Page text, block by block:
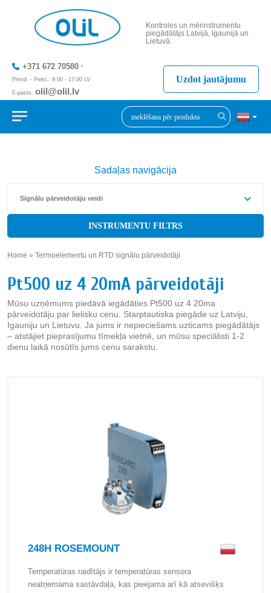
Kontroles un mērinstrumentu
piegādātājs Latvijā, Igaunijā un
Lietuvā.
+371 672 70580
Pirmd. - Piekt.: 9:00 - 17:00 LV
E-pasts: olil@olil.lv
+371 287 11411
Uzdot jautājumu
Sadaļas navigācija
Signālu pārveidotāju veidi
INSTRUMENTU FILTRS
Home » Termoelementu un RTD signālu pārveidotāji
Pt500 uz 4 20mA pārveidotāji
Mūsu uzņēmums piedāvā iegādāties Pt500 uz 4 20ma
pārveidotāju par lielisku cenu. Starptautiska piegāde uz Latviju,
Igauniju un Lietuvu. Ja jums ir nepieciešams uzticams piegādātājs
– atstājiet pieprasījumu tīmekļa vietnē, un mūsu speciālisti 1-2
dienu laikā nosūtīs jums cenu sarakstu.
248H ROSEMOUNT
Temperatūras raidītājs ir temperatūras sensora
neatņemama sastāvdaļa, kas pieejama arī kā atsevišķs